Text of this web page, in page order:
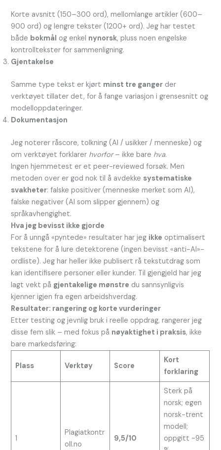
Korte avsnitt (150–300 ord), mellomlange artikler (600–
900 ord) og lengre tekster (1200+ ord). Jeg har testet
både bokmål og enkel nynorsk, pluss noen engelske
kontrolltekster for sammenligning.
Gjentakelse
Samme type tekst er kjørt minst tre ganger der
verktøyet tillater det, for å fange variasjon i grensesnitt og
modelloppdateringer.
Dokumentasjon
Jeg noterer råscore, tolkning (AI / usikker / menneske) og
om verktøyet forklarer hvorfor– ikke bare hva.
Ingen hjemmetest er et peer-reviewed forsøk. Men
metoden over er god nok til å avdekke systematiske
svakheter: falske positiver (menneske merket som AI),
falske negativer (AI som slipper gjennem) og
språkavhengighet.
Hva jeg bevisst ikke gjorde
For å unngå «pyntede» resultater har jeg ikke optimalisert
tekstene for å lure detektorene (ingen bevisst «anti-AI»-
ordliste). Jeg har heller ikke publisert rå tekstutdrag som
kan identifisere personer eller kunder. Til gjengjeld har jeg
lagt vekt på gjentakelige mønstre du sannsynligvis
kjenner igjen fra egen arbeidshverdag.
Resultater: rangering og korte vurderinger
Etter testing og jevnlig bruk i reelle oppdrag, rangerer jeg
disse fem slik – med fokus på nøyaktighet i praksis, ikke
bare markedsføring:
Plass Verktøy Score
Kort
forklaring
1
Plagiatkontr
oll.no
9,5/10
Sterk på
norsk; egen
norsk-trent
modell;
oppgitt ~95